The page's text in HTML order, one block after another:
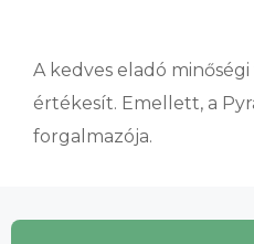
A kedves eladó
értékesít. Emellett, a
forgalmazója.